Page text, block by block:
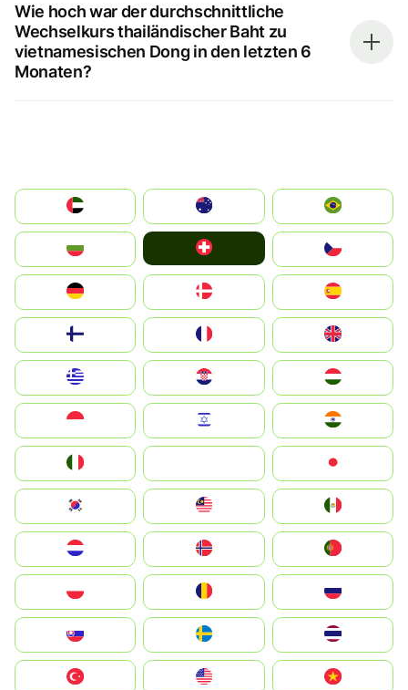
Wie hoch war der durchschnittliche
Wechselkurs thailändischer Baht zu
vietnamesischen Dong in den letzten 6
Monaten?
الإمارات العربية المتحدة
Switzerland
Deutschland
United Kingdom
Magyarország
South Korea
United States